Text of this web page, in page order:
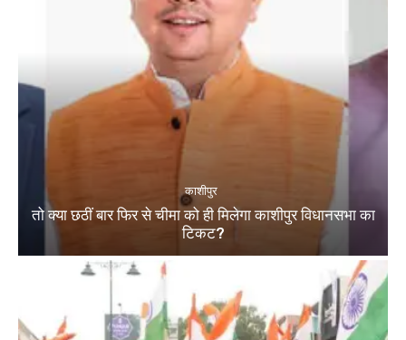
काशीपुर
तो क्या छठीं बार फिर से चीमा को ही मिलेगा काशीपुर विधानसभा का
टिकट?